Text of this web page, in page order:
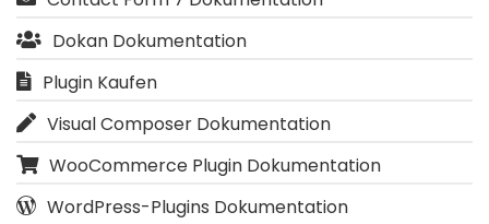
Dokan Dokumentation
Plugin Kaufen
Visual Composer Dokumentation
WooCommerce Plugin Dokumentation
WordPress-Plugins Dokumentation